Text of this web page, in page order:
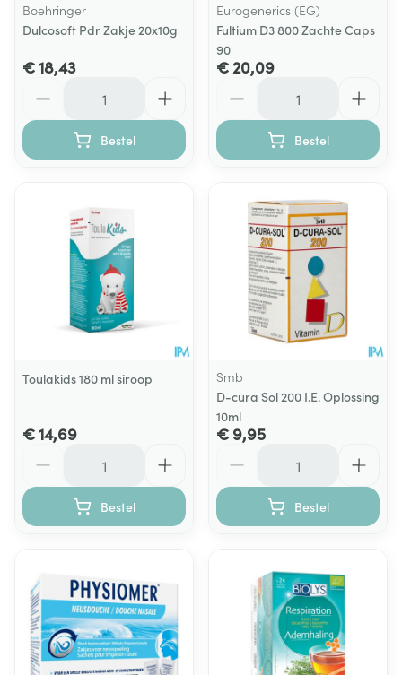
Boehringer
Dulcosoft Pdr Zakje 20x10g
€ 18,43
Bestel
Eurogenerics (EG)
Fultium D3 800 Zachte Caps
90
€ 20,09
Bestel
Toulakids 180 ml siroop
€ 14,69
Bestel
Smb
D-cura Sol 200 I.E. Oplossing
10ml
€ 9,95
Bestel